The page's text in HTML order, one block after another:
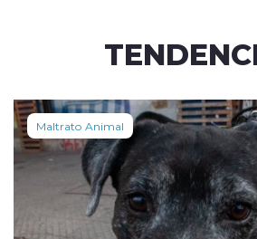
Maltrato Animal